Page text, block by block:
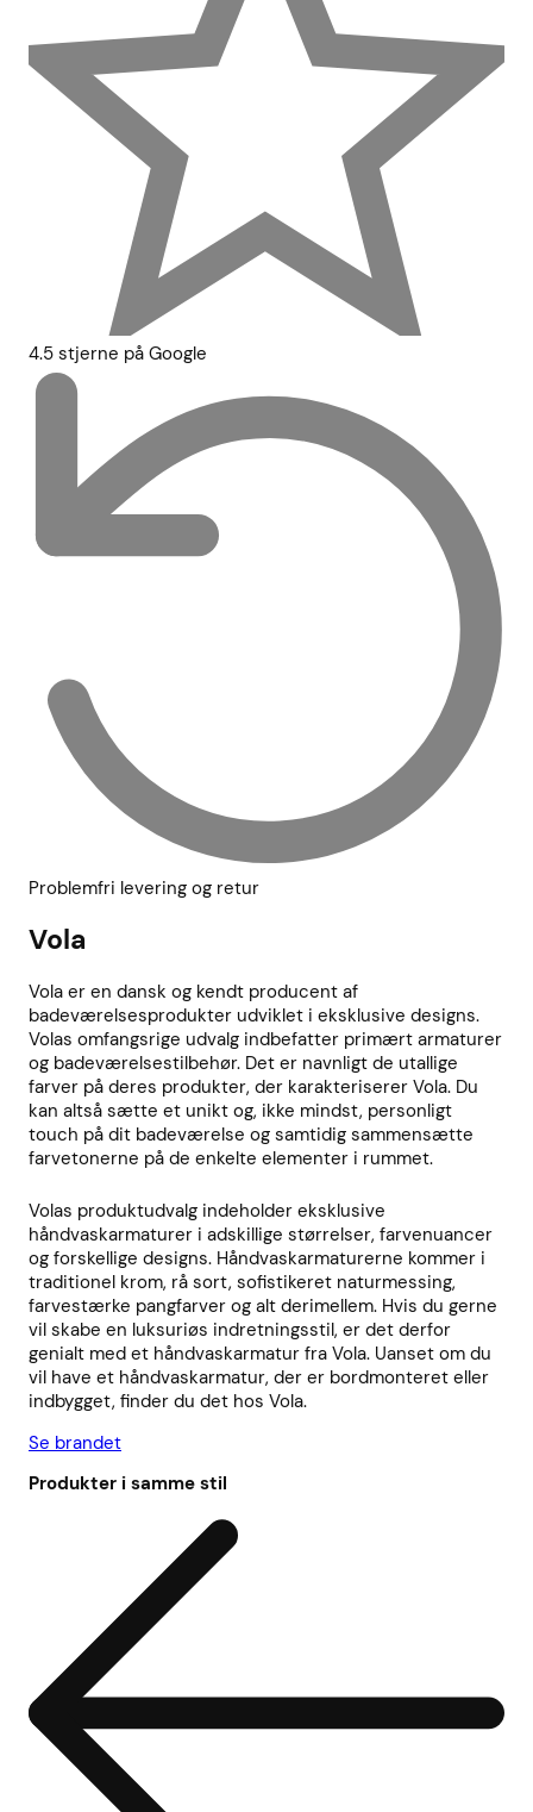
4.5 stjerne på Google
Problemfri levering og retur
Vola
Vola er en dansk og kendt producent af
badeværelsesprodukter udviklet i eksklusive designs.
Volas omfangsrige udvalg indbefatter primært armaturer
og badeværelsestilbehør. Det er navnligt de utallige
farver på deres produkter, der karakteriserer Vola. Du
kan altså sætte et unikt og, ikke mindst, personligt
touch på dit badeværelse og samtidig sammensætte
farvetonerne på de enkelte elementer i rummet.
Volas produktudvalg indeholder eksklusive
håndvaskarmaturer i adskillige størrelser, farvenuancer
og forskellige designs. Håndvaskarmaturerne kommer i
traditionel krom, rå sort, sofistikeret naturmessing,
farvestærke pangfarver og alt derimellem. Hvis du gerne
vil skabe en luksuriøs indretningsstil, er det derfor
genialt med et håndvaskarmatur fra Vola. Uanset om du
vil have et håndvaskarmatur, der er bordmonteret eller
indbygget, finder du det hos Vola.
Se brandet
Produkter i samme stil